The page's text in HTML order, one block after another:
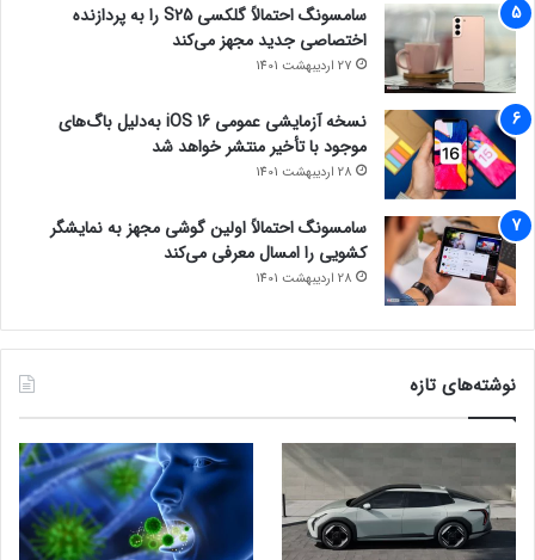
سامسونگ احتمالاً گلکسی S25 را به پردازنده
اختصاصی جدید مجهز می‌کند
27 اردیبهشت 1401
نسخه آزمایشی عمومی iOS 16 به‌دلیل باگ‌های
موجود با تأخیر منتشر خواهد شد
28 اردیبهشت 1401
سامسونگ احتمالاً اولین گوشی مجهز به نمایشگر
کشویی را امسال معرفی می‌کند
28 اردیبهشت 1401
نوشته‌های تازه